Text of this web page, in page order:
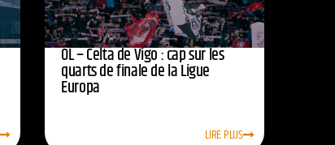
OL – Celta de Vigo : cap sur les
quarts de finale de la Ligue
Europa
LIRE PLUS